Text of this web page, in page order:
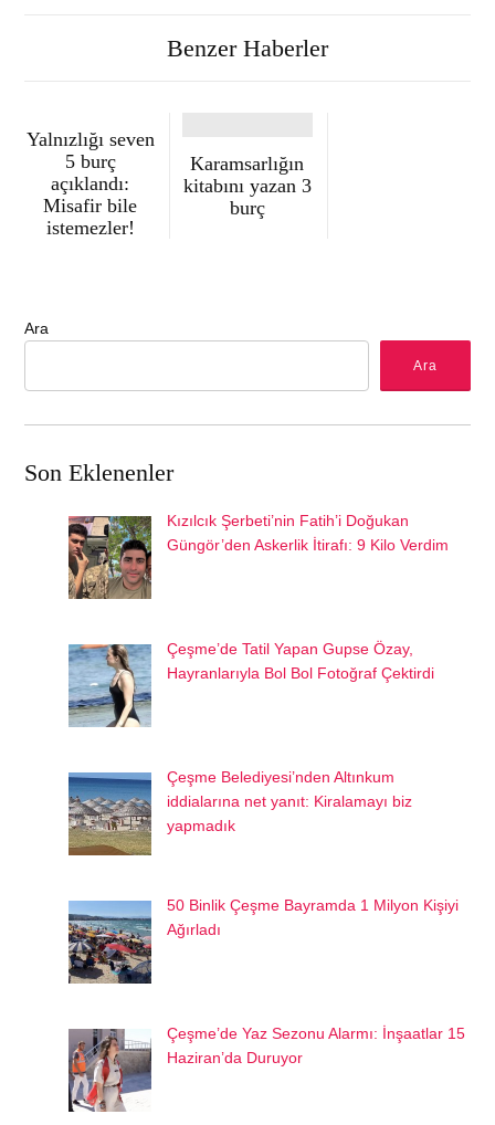
Benzer Haberler
Yalnızlığı seven
5 burç
açıklandı:
Misafir bile
istemezler!
Karamsarlığın
kitabını yazan 3
burç
Ara
Ara
Son Eklenenler
Kızılcık Şerbeti’nin Fatih’i Doğukan
Güngör’den Askerlik İtirafı: 9 Kilo Verdim
Çeşme’de Tatil Yapan Gupse Özay,
Hayranlarıyla Bol Bol Fotoğraf Çektirdi
Çeşme Belediyesi’nden Altınkum
iddialarına net yanıt: Kiralamayı biz
yapmadık
50 Binlik Çeşme Bayramda 1 Milyon Kişiyi
Ağırladı
Çeşme’de Yaz Sezonu Alarmı: İnşaatlar 15
Haziran’da Duruyor